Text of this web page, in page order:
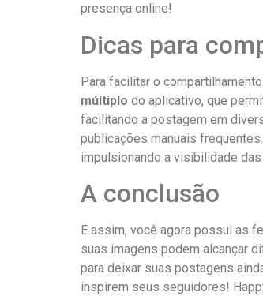
presença ⁢online!
Dicas para⁤
Para facilitar o
múltiplo do aplicativo,⁢ que
facilitando a postagem ⁣em
publicações manuais⁢
impulsionando a visibilidade
A conclusão
E assim, você agora ⁣possui as
suas​ imagens podem ⁣alcançar
para‍ deixar‍ suas ⁢postagens
⁤inspirem seus seguidores!